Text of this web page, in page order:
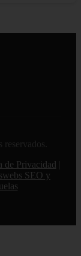
de Privacidad
SEO y